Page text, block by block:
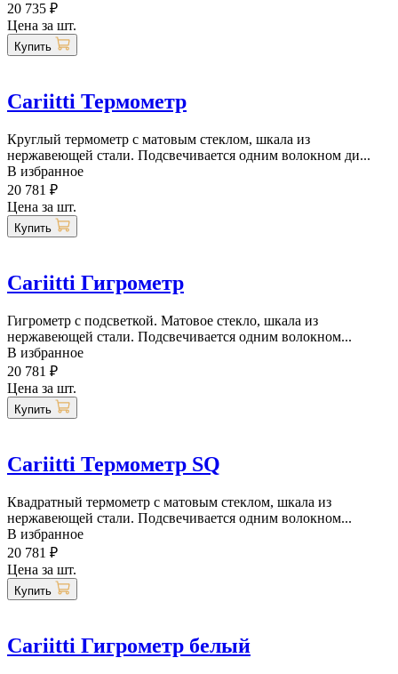
20 735 ₽
Цена за шт.
Купить
Cariitti Термометр
Круглый термометр с матовым стеклом, шкала из
нержавеющей стали. Подсвечивается одним волокном ди...
В избранное
20 781 ₽
Цена за шт.
Купить
Cariitti Гигрометр
Гигрометр с подсветкой. Матовое стекло, шкала из
нержавеющей стали. Подсвечивается одним волокном...
В избранное
20 781 ₽
Цена за шт.
Купить
Cariitti Термометр SQ
Квадратный термометр с матовым стеклом, шкала из
нержавеющей стали. Подсвечивается одним волокном...
В избранное
20 781 ₽
Цена за шт.
Купить
Cariitti Гигрометр белый